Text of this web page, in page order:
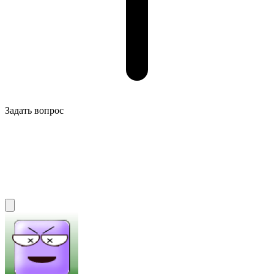
Задать вопрос